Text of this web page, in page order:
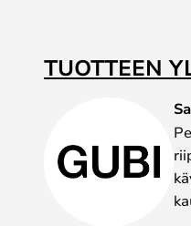
the
images
TUOTTEEN